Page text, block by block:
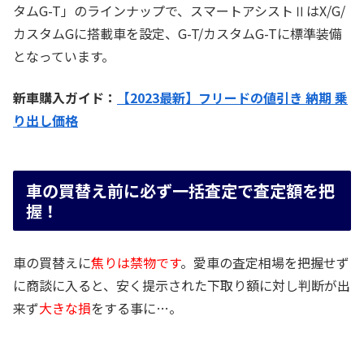
タムG-T」のラインナップで、スマートアシストⅡはX/G/
カスタムGに搭載車を設定、G-T/カスタムG-Tに標準装備
となっています。
新車購入ガイド：
【2023最新】フリードの値引き 納期 乗
り出し価格
車の買替え前に必ず一括査定で査定額を把
握！
車の買替えに焦りは禁物です。愛車の査定相場を把握せず
に商談に入ると、安く提示された下取り額に対し判断が出
来ず大きな損をする事に…。